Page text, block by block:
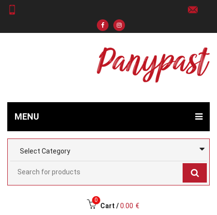
MENU
0
Cart / 0.00 €